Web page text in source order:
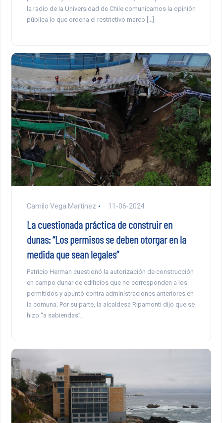
la radio de la Universidad de Chile comunicamos la opinión
pública lo que ordena el restrictivo marco […]
Camilo Vega Martinez 11-06-2024
La cuestionada práctica de construir en
dunas: “Los permisos se deben otorgar en la
medida que sean legales”
Patricio Herman cuestionó la autorización de construcción
en campo dunar de edificios que no corresponden a los
permitidos y apuntó contra administraciones anteriores en
la comuna. Por su parte, la alcaldesa Ripamonti dijo que se
hizo “a sabiendas”.